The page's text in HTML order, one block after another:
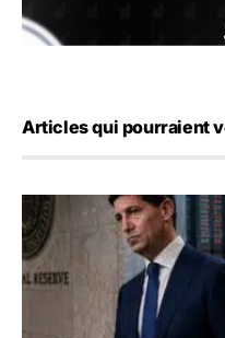
Articles qui pourraient
Kevin Warsh maintient